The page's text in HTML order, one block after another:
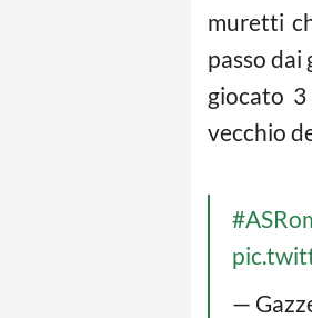
muretti
passo dai
giocato
vecchio
—